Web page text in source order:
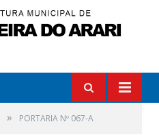
» PORTARIA Nº 067-A